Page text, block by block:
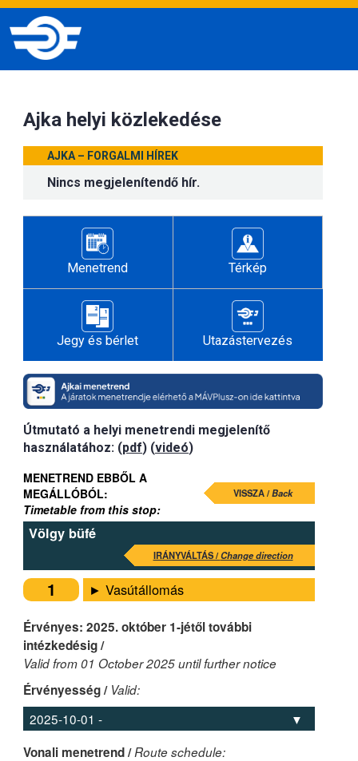
Ajka helyi közlekedése
AJKA – FORGALMI HÍREK
Nincs megjelenítendő hír.
Menetrend Térkép
Jegy és bérlet Utazástervezés
Útmutató a helyi menetrendi megjelenítő
használatához: (pdf) (videó)
MENETREND EBBŐL A
MEGÁLLÓBÓL:
Timetable from this stop:
VISSZA /Back
Völgy büfé
IRÁNYVÁLTÁS /Change direction
1 ► Vasútállomás
Érvényes: 2025. október 1-jétől további
intézkedésig /
Valid from 01 October 2025 until further notice
Érvényesség / Valid:
Vonali menetrend /Route schedule: